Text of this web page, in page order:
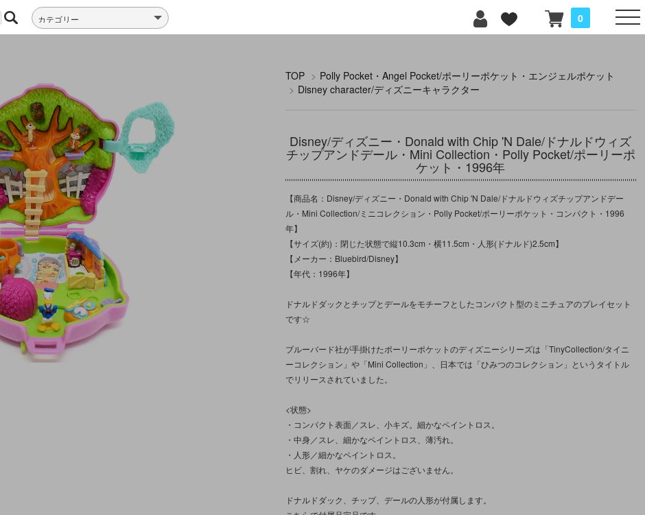
0
TOP > Polly Pocket・Angel Pocket/ポーリーポケット・エンジェルポケット
> Disney character/ディズニーキャラクター
Disney/ディズニー・Donald with Chip 'N Dale/ドナルドウィズ
チップアンドデール・Mini Collection・Polly Pocket/ポーリーポ
ケット・1996年
【商品名：Disney/ディズニー・Donald with Chip 'N Dale/ドナルドウィズチップアンドデー
ル・Mini Collection/ミニコレクション・Polly Pocket/ポーリーポケット・コンパクト・1996
年】
【サイズ(約)：閉じた状態で縦10.3cm・横11.5cm・人形(ドナルド)2.5cm】
【メーカー：Bluebird/Disney】
【年代：1996年】
ドナルドダックとチップとデールをモチーフとしたコンパクト型のミニチュアのプレイセット
です☆
ブルーバード社が手掛けたポーリーポケットのディズニーシリーズは「TinyCollection/タイニ
ーコレクション」や「Mini Collection」、日本では「ひみつのコレクション」というタイトル
でリリースされていました。
<状態>
・コンパクト表面／スレ、小キズ。細かなペイントロス。
・中身／スレ、細かなペイントロス、薄汚れ。
・人形／細かなペイントロス。
ヒビ、割れ、ヤケのダメージはございません。
ドナルドダック、チップ、デールの人形が付属します。